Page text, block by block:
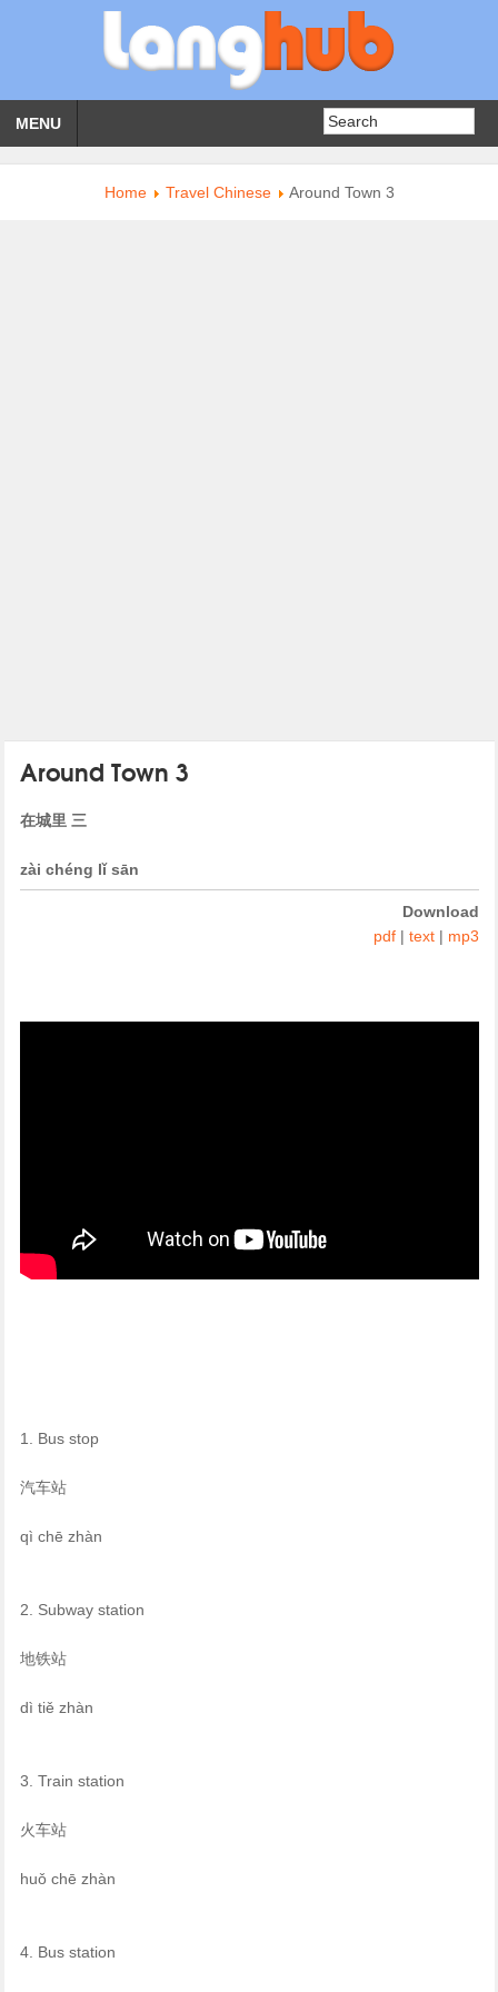
MENU
Home Travel Chinese Around Town 3
Around Town 3
在城里 三
zài chéng lǐ sān
Download
pdf| text| mp3
1. Bus stop
汽车站
qì chē zhàn
2. Subway station
地铁站
dì tiě zhàn
3. Train station
火车站
huǒ chē zhàn
4. Bus station